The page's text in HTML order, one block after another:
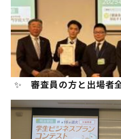
✨ 審査員の方と出場者